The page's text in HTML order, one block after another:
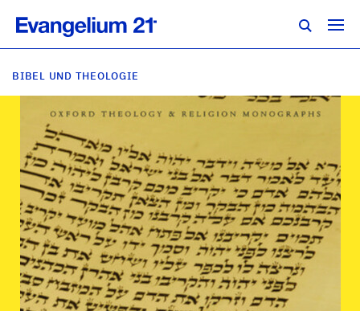
BIBEL UND THEOLOGIE